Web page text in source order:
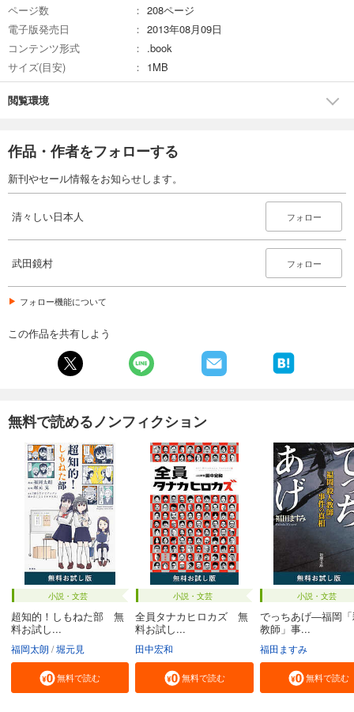
ページ数
208ページ
電子版発売日
2013年08月09日
コンテンツ形式
.book
サイズ(目安)
1MB
閲覧環境
作品・作者をフォローする
新刊やセール情報をお知らせします。
清々しい日本人 フォロー
武田鏡村 フォロー
フォロー機能について
この作品を共有しよう
無料で読めるノンフィクション
小説・文芸
超知的！しもねた部 無
料お試し...
福岡太朗 堀元見
無料で読む
小説・文芸
全員タナカヒロカズ 無
料お試し...
田中宏和
無料で読む
小説・文芸
でっちあげ―福岡
教師」事...
福田ますみ
無料で読む